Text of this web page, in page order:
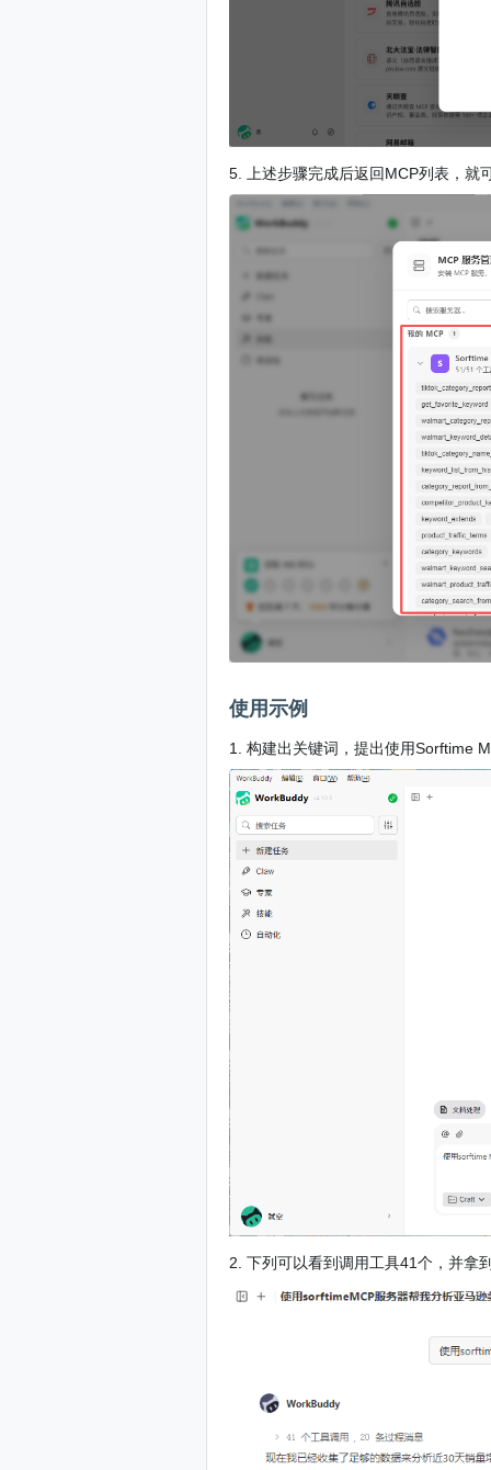
5. 上述步骤完成后返回MCP列表，就
使用示例
1. 构建出关键词，提出使用Sorftime
2. 下列可以看到调用工具41个，并拿